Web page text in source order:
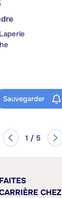
Sauvegarder
1 / 5
FAITES
CHEZ